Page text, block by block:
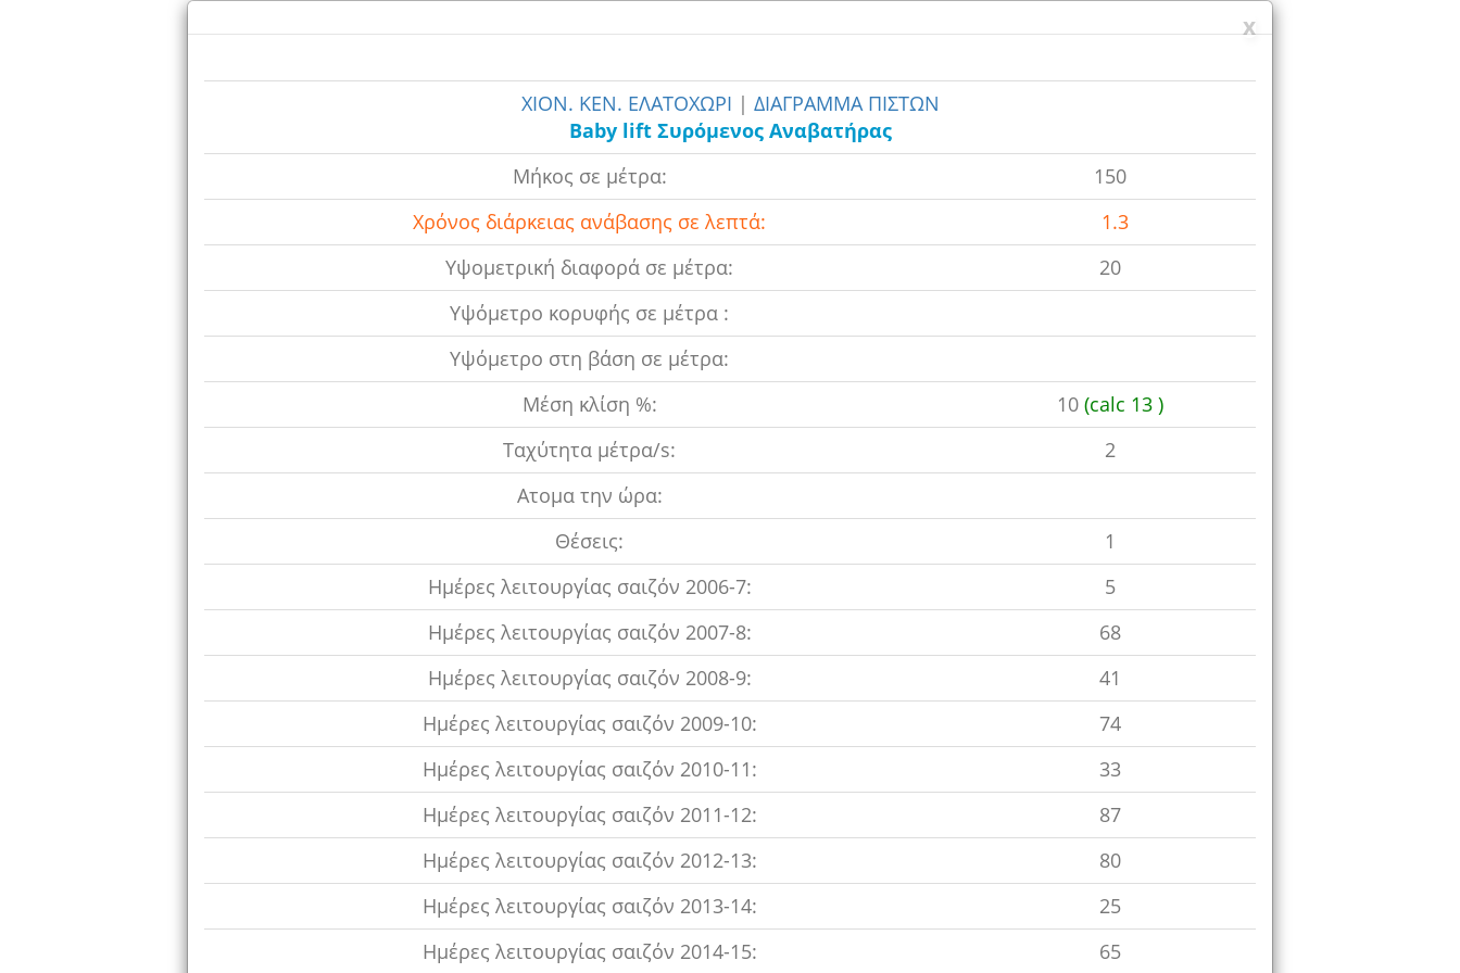
xx
ΧΙΟΝ. ΚΕΝ. ΕΛΑΤΟΧΩΡΙ | ΔΙΑΓΡΑΜΜΑ ΠΙΣΤΩΝ
Baby lift Συρόμενος Aναβατήρας
Μήκος σε μέτρα:
150
Χρόνος διάρκειας ανάβασης σε λεπτά:
1.3
Υψoμετρική διαφορά σε μέτρα:
20
Υψόμετρο κορυφής σε μέτρα :
Υψόμετρο στη βάση σε μέτρα:
Μέση κλίση %:
10 (calc 13 )
Ταχύτητα μέτρα/s:
2
Ατομα την ώρα:
Θέσεις:
1
Ημέρες λειτουργίας σαιζόν 2006-7:
5
Ημέρες λειτουργίας σαιζόν 2007-8:
68
Ημέρες λειτουργίας σαιζόν 2008-9:
41
Ημέρες λειτουργίας σαιζόν 2009-10:
74
Ημέρες λειτουργίας σαιζόν 2010-11:
33
Ημέρες λειτουργίας σαιζόν 2011-12:
87
Ημέρες λειτουργίας σαιζόν 2012-13:
80
Ημέρες λειτουργίας σαιζόν 2013-14:
25
Ημέρες λειτουργίας σαιζόν 2014-15:
65